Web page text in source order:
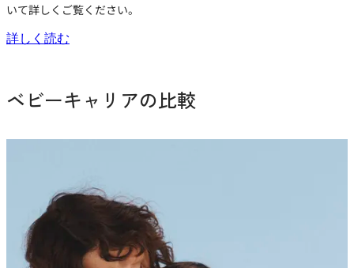
いて詳しくご覧ください。
詳しく読む
ベビーキャリアの比較